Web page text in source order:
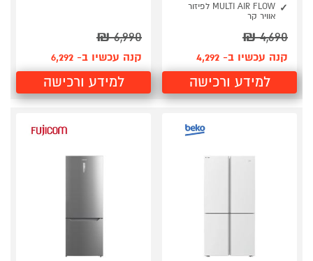
MULTI AIR FLOW לפיזור
אוויר קר
4,690
₪
קנה עכשיו ב- 4,292
למידע ורכישה
6,990
₪
קנה עכשיו ב- 6,292
למידע ורכישה